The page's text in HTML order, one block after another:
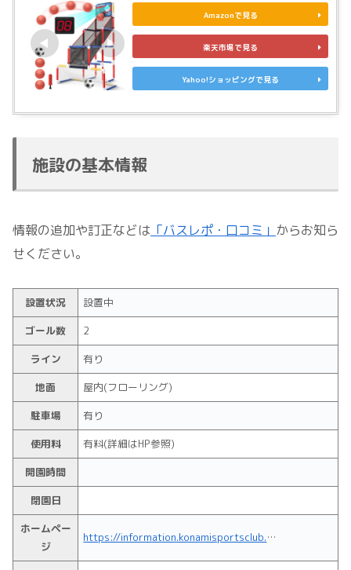
Amazonで見る
楽天市場で見る
Yahoo!ショッピングで見る
施設の基本情報
情報の追加や訂正などは 「バスレポ・口コミ」 からお知ら
せください。
設置状況
設置中
ゴール数
2
ライン
有り
地面
屋内(フローリング)
駐車場
有り
使用料
有料(詳細はHP参照)
開園時間
閉園日
ホームペー
ジ
https://information.konamisportsclub.jp/trust/osaka_sportsclub/fukushima/